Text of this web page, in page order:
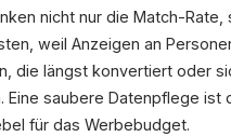
nicht nur die Match-Rate,
weil Anzeigen an
die längst konvertiert oder
Eine saubere Datenpflege ist
für das Werbebudget.